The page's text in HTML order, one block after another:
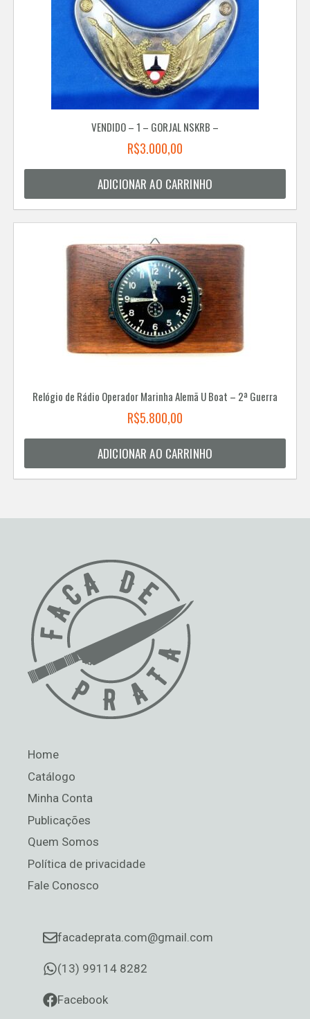
VENDIDO – 1 – GORJAL NSKRB –
R$3.000,00
ADICIONAR AO CARRINHO
Relógio de Rádio Operador Marinha Alemã U Boat – 2ª Guerra
R$5.800,00
ADICIONAR AO CARRINHO
Home
Catálogo
Minha Conta
Publicações
Quem Somos
Política de privacidade
Fale Conosco
facadeprata.com@gmail.com
(13) 99114 8282
Facebook